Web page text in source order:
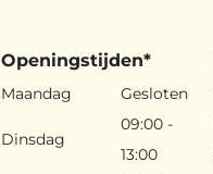
Openingstijden*
Maandag Gesloten
Dinsdag
09:00 -
13:00